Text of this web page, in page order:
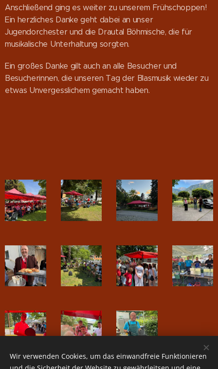
Anschließend ging es weiter zu unserem Frühschoppen!
Ein herzliches Danke geht dabei an unser
Jugendorchester und die Drautal Böhmische, die für
musikalische Unterhaltung sorgten.
Ein großes Danke gilt auch an alle Besucher und
Besucherinnen, die unseren Tag der Blasmusik wieder zu
etwas Unvergesslichem gemacht haben.
Wir verwenden Cookies, um das einwandfreie Funktionieren